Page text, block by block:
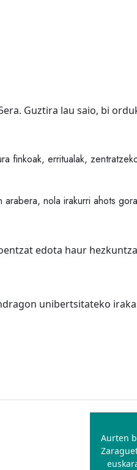
Guztira lau saio, bi
finkoak, erritualak,
arabera, nola irakurri ahots
edota haur
unibertsitateko
Aurten